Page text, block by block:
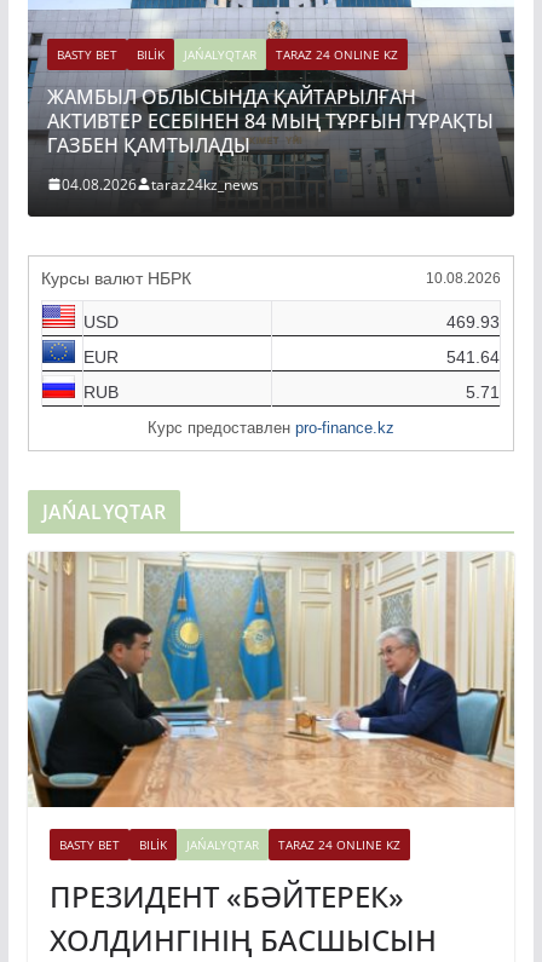
BASTY BET BILİK JAŃALYQTAR TARAZ 24 ONLINE KZ
ЖАМБЫЛ ОБЛЫСЫНДА ҚАЙТАРЫЛҒАН
АКТИВТЕР ЕСЕБІНЕН 84 МЫҢ ТҰРҒЫН ТҰРАҚТЫ
ГАЗБЕН ҚАМТЫЛАДЫ
04.08.2026 taraz24kz_news
Курсы валют НБРК 10.08.2026
USD
469.93
EUR
541.64
RUB
5.71
Курс предоставлен pro-finance.kz
JAŃALYQTAR
BASTY BET BILİK JAŃALYQTAR TARAZ 24 ONLINE KZ
ПРЕЗИДЕНТ «БӘЙТЕРЕК»
ХОЛДИНГІНІҢ БАСШЫСЫН